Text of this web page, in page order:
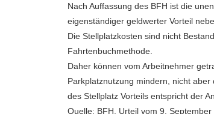
Nach Auffassung des BFH ist die
eigenständiger geldwerter Vorteil
Die Stellplatzkosten sind nicht
Fahrtenbuchmethode.
Daher können vom Arbeitnehmer
Parkplatznutzung mindern, nicht
des Stellplatz Vorteils entspricht der
Quelle: BFH, Urteil vom 9.